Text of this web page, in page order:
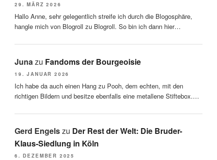
29. MÄRZ 2026
Hallo Anne, sehr gelegentlich streife ich durch die Blogosphäre,
hangle mich von Blogroll zu Blogroll. So bin ich dann hier…
Juna zu Fandoms der Bourgeoisie
19. JANUAR 2026
Ich habe da auch einen Hang zu Pooh, dem echten, mit den
richtigen Bildern und besitze ebenfalls eine metallene Stiftebox.…
Gerd Engelszu Der Rest der Welt: Die Bruder-
Klaus-Siedlung in Köln
6. DEZEMBER 2025